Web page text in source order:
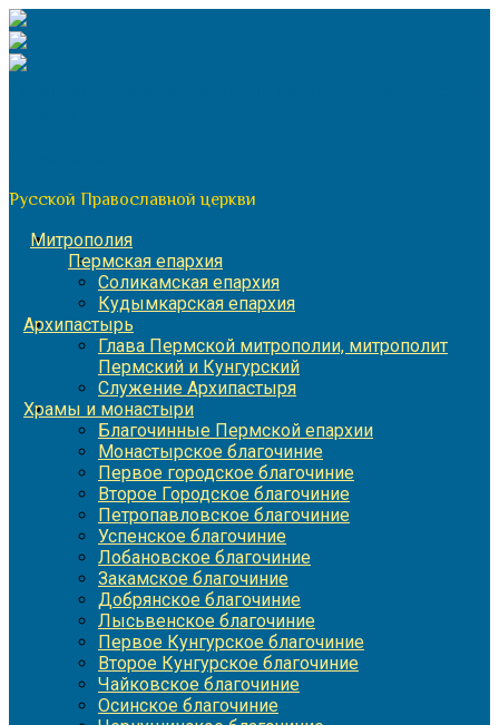
Перейти
к
содержимому
Русской Православной церкви
Митрополия
Пермская епархия
Соликамская епархия
Кудымкарская епархия
Архипастырь
Глава Пермской митрополии, митрополит
Пермский и Кунгурский
Служение Архипастыря
Храмы и монастыри
Благочинные Пермской епархии
Монастырское благочиние
Первое городское благочиние
Второе Городское благочиние
Петропавловское благочиние
Успенское благочиние
Лобановское благочиние
Закамское благочиние
Добрянское благочиние
Лысьвенское благочиние
Первое Кунгурское благочиние
Второе Кунгурское благочиние
Чайковское благочиние
Осинское благочиние